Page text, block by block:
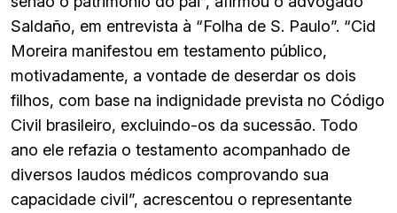
Saldaño, em entrevista à “Folha de S. Paulo”. “Cid
Moreira manifestou em testamento público,
motivadamente, a vontade de deserdar os dois
filhos, com base na indignidade prevista no Código
Civil brasileiro, excluindo-os da sucessão. Todo
ano ele refazia o testamento acompanhado de
diversos laudos médicos comprovando sua
capacidade civil”, acrescentou o representante